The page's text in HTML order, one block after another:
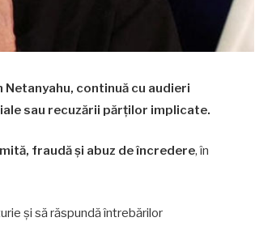
continuă cu audieri
sau recuzării părților implicate.
mită, fraudă și abuz de încredere, în
și să răspundă întrebărilor